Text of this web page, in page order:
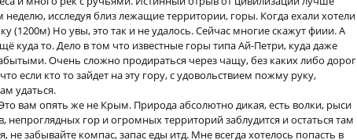
исследуя близ лежащие территории, горы. Когда ехали хотели
(1200м) Но увы, это так и не удалось. Сейчас многие скажут фиии. А
куда то. Дело в том что известные горы типа Ай-Петри, куда даже
Очень сложно продираться через чащу, без каких либо дорог
если кто то зайдет на эту гору, с удовольствием пожму руку,
удаться.
вам опять же не Крым. Природа абсолютно дикая, есть волки, рыси
гор и огромных территорий заблудится и остаться там
не забывайте компас, запас еды итд. Мне всегда хотелось попасть в